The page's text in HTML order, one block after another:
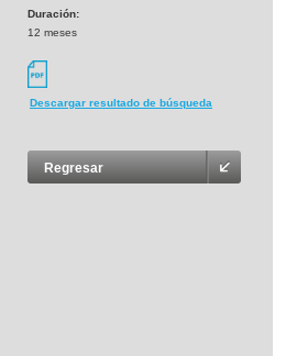
Duración:
12 meses
Descargar resultado de búsqueda
Regresar